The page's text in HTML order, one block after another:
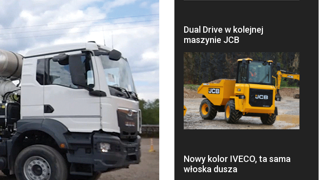
Dual Drive w kolejnej
maszynie JCB
Nowy kolor IVECO, ta sama
włoska dusza